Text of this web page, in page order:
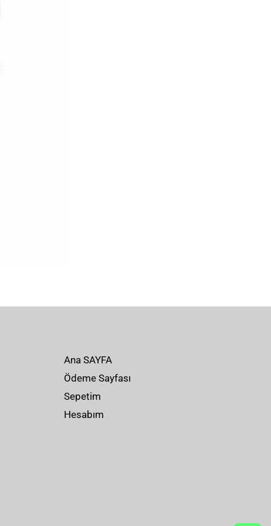
Ana SAYFA
Ödeme Sayfası
Sepetim
Hesabım